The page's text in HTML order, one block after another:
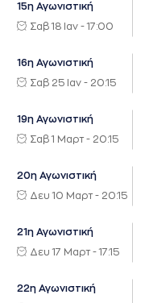
15η Αγωνιστική
Σαβ 18 Ιαν - 17:00
16η Αγωνιστική
Σαβ 25 Ιαν - 20:15
19η Αγωνιστική
Σαβ 1 Μαρτ - 20:15
20η Αγωνιστική
Δευ 10 Μαρτ - 20:15
21η Αγωνιστική
Δευ 17 Μαρτ - 17:15
22η Αγωνιστική